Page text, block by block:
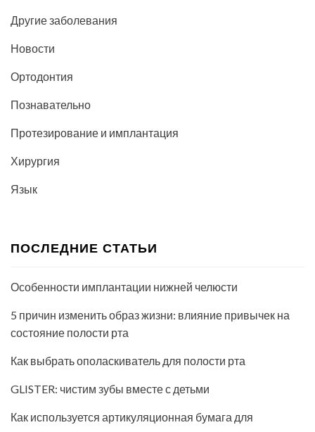
Другие заболевания
Новости
Ортодонтия
Познавательно
Протезирование и имплантация
Хирургия
Язык
ПОСЛЕДНИЕ СТАТЬИ
Особенности имплантации нижней челюсти
5 причин изменить образ жизни: влияние привычек на
состояние полости рта
Как выбрать ополаскиватель для полости рта
GLISTER: чистим зубы вместе с детьми
Как используется артикуляционная бумага для